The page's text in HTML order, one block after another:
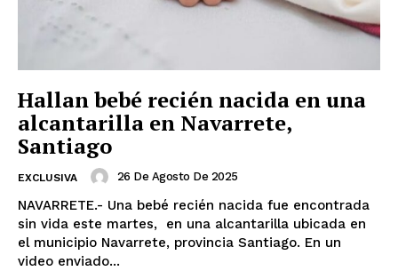
Hallan bebé recién nacida en una
alcantarilla en Navarrete,
Santiago
EXCLUSIVA 26 De Agosto De 2025
NAVARRETE.- Una bebé recién nacida fue encontrada
sin vida este martes, en una alcantarilla ubicada en
el municipio Navarrete, provincia Santiago. En un
video enviado...